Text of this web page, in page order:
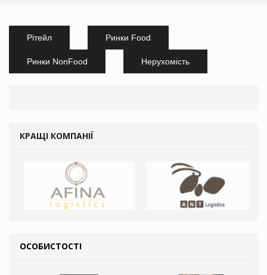
Рітейл Ринки Food
Ринки NonFood Нерухомість
КРАЩІ КОМПАНІЇ
ОСОБИСТОСТІ